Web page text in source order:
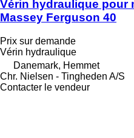
Vérin hydraulique pour
Massey Ferguson 40
Prix sur demande
Vérin hydraulique
Danemark, Hemmet
Chr. Nielsen - Tingheden A/S
Contacter le vendeur